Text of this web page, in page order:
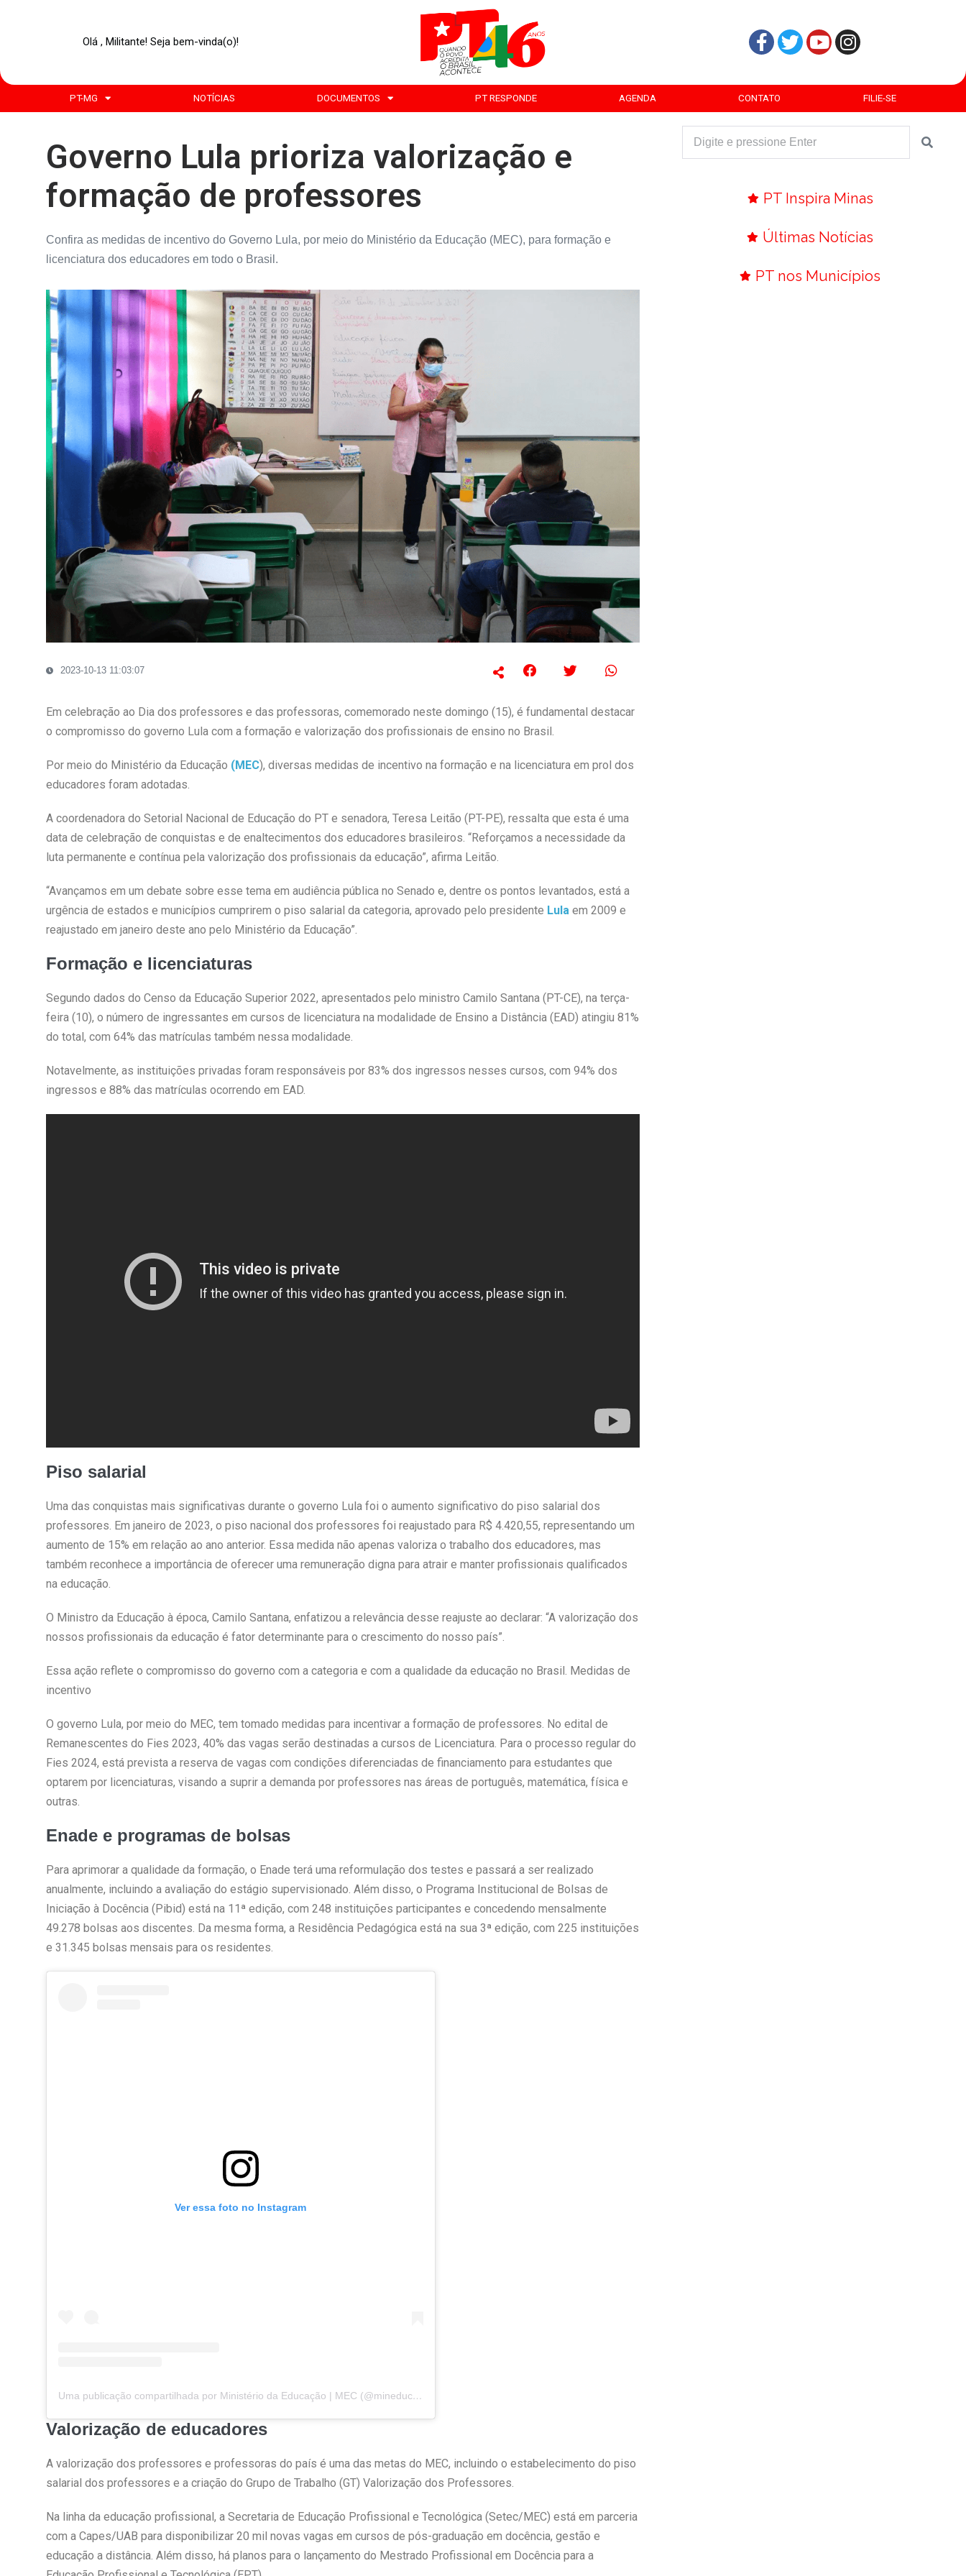
Olá , Militante! Seja bem-vinda(o)!
PT-MG NOTÍCIAS DOCUMENTOS PT RESPONDE AGENDA CONTATO FILIE-SE
Governo Lula prioriza valorização e
formação de professores
Confira as medidas de incentivo do Governo Lula, por meio do Ministério da Educação (MEC), para formação e
licenciatura dos educadores em todo o Brasil.
2023-10-13 11:03:07
Em celebração ao Dia dos professores e das professoras, comemorado neste domingo (15), é fundamental destacar
o compromisso do governo Lula com a formação e valorização dos profissionais de ensino no Brasil.
Por meio do Ministério da Educação (MEC), diversas medidas de incentivo na formação e na licenciatura em prol dos
educadores foram adotadas.
A coordenadora do Setorial Nacional de Educação do PT e senadora, Teresa Leitão (PT-PE), ressalta que esta é uma
data de celebração de conquistas e de enaltecimentos dos educadores brasileiros. “Reforçamos a necessidade da
luta permanente e contínua pela valorização dos profissionais da educação”, afirma Leitão.
“Avançamos em um debate sobre esse tema em audiência pública no Senado e, dentre os pontos levantados, está a
urgência de estados e municípios cumprirem o piso salarial da categoria, aprovado pelo presidente Lula em 2009 e
reajustado em janeiro deste ano pelo Ministério da Educação”.
Formação e licenciaturas
Segundo dados do Censo da Educação Superior 2022, apresentados pelo ministro Camilo Santana (PT-CE), na terça-
feira (10), o número de ingressantes em cursos de licenciatura na modalidade de Ensino a Distância (EAD) atingiu 81%
do total, com 64% das matrículas também nessa modalidade.
Notavelmente, as instituições privadas foram responsáveis por 83% dos ingressos nesses cursos, com 94% dos
ingressos e 88% das matrículas ocorrendo em EAD.
Piso salarial
Uma das conquistas mais significativas durante o governo Lula foi o aumento significativo do piso salarial dos
professores. Em janeiro de 2023, o piso nacional dos professores foi reajustado para R$ 4.420,55, representando um
aumento de 15% em relação ao ano anterior. Essa medida não apenas valoriza o trabalho dos educadores, mas
também reconhece a importância de oferecer uma remuneração digna para atrair e manter profissionais qualificados
na educação.
O Ministro da Educação à época, Camilo Santana, enfatizou a relevância desse reajuste ao declarar: “A valorização dos
nossos profissionais da educação é fator determinante para o crescimento do nosso país”.
Essa ação reflete o compromisso do governo com a categoria e com a qualidade da educação no Brasil. Medidas de
incentivo
O governo Lula, por meio do MEC, tem tomado medidas para incentivar a formação de professores. No edital de
Remanescentes do Fies 2023, 40% das vagas serão destinadas a cursos de Licenciatura. Para o processo regular do
Fies 2024, está prevista a reserva de vagas com condições diferenciadas de financiamento para estudantes que
optarem por licenciaturas, visando a suprir a demanda por professores nas áreas de português, matemática, física e
outras.
Enade e programas de bolsas
Para aprimorar a qualidade da formação, o Enade terá uma reformulação dos testes e passará a ser realizado
anualmente, incluindo a avaliação do estágio supervisionado. Além disso, o Programa Institucional de Bolsas de
Iniciação à Docência (Pibid) está na 11ª edição, com 248 instituições participantes e concedendo mensalmente
49.278 bolsas aos discentes. Da mesma forma, a Residência Pedagógica está na sua 3ª edição, com 225 instituições
e 31.345 bolsas mensais para os residentes.
Ver essa foto no Instagram
Uma publicação compartilhada por Ministério da Educação | MEC (@mineducacao)
Valorização de educadores
A valorização dos professores e professoras do país é uma das metas do MEC, incluindo o estabelecimento do piso
salarial dos professores e a criação do Grupo de Trabalho (GT) Valorização dos Professores.
Na linha da educação profissional, a Secretaria de Educação Profissional e Tecnológica (Setec/MEC) está em parceria
com a Capes/UAB para disponibilizar 20 mil novas vagas em cursos de pós-graduação em docência, gestão e
educação a distância. Além disso, há planos para o lançamento do Mestrado Profissional em Docência para a
PT Inspira Minas
Últimas Notícias
PT nos Municípios